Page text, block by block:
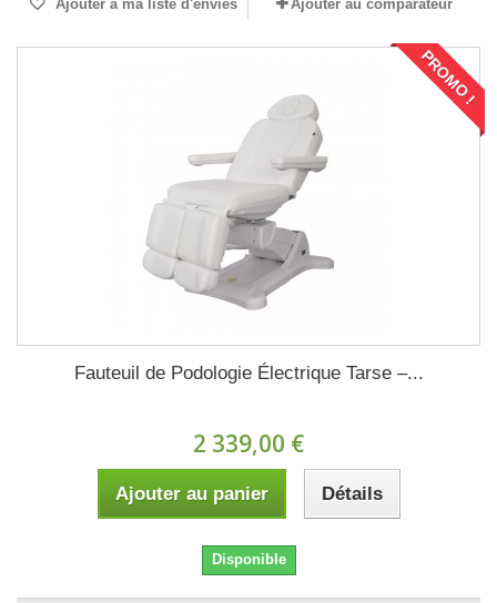
Ajouter à ma liste d'envies Ajouter au comparateur
PROMO !
Fauteuil de Podologie Électrique Tarse –...
2 339,00 €
Ajouter au panier Détails
Disponible